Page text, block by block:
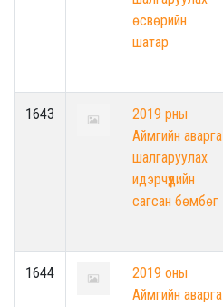
өсвөрийн
шатар
1643
2019 рны
Аймгийн аварга
шалгаруулах
идэрчүүдийн
сагсан бөмбөг
1644
2019 оны
Аймгийн аварга